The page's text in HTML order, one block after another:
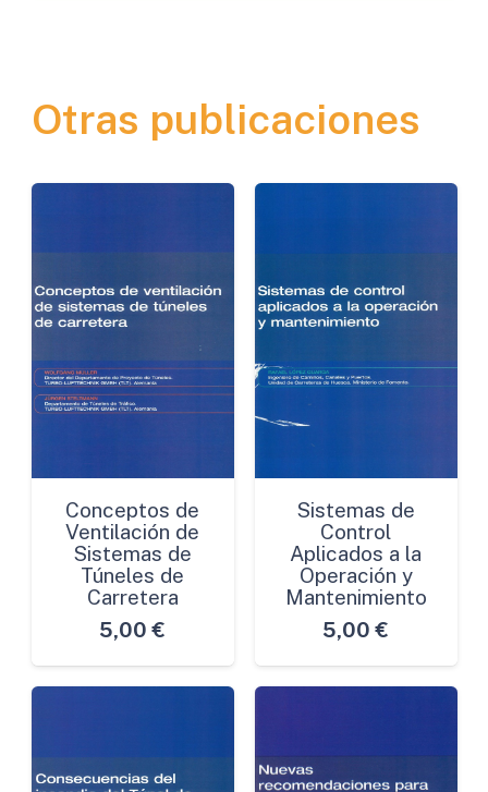
cantidad
Otras publicaciones
Conceptos de
Ventilación de
Sistemas de
Túneles de
Carretera
5,00 €
Sistemas de
Control
Aplicados a la
Operación y
Mantenimiento
5,00 €